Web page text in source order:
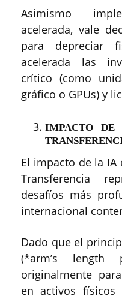
Asimismo
acelerada, vale
para depreciar
acelerada las
crítico (como
gráfico o GPUs) y
IMPACTO
El impacto de la
Transferencia
desafíos más
internacional
Dado que el
(*arm’s length
originalmente
en activos físicos